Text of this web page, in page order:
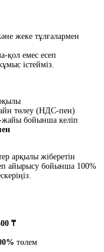
жеке тұлғалармен
қол емес есеп
істейміз.
төлеу (НДС-пен)
жайы бойынша келіп
арқылы жіберетін
айырысу бойынша 100%
₸
төлем